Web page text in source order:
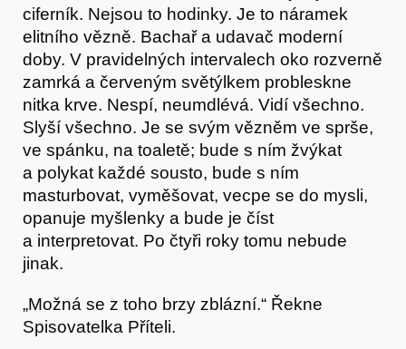
ciferník. Nejsou to hodinky. Je to náramek
elitního vězně. Bachař a udavač moderní
doby. V pravidelných intervalech oko rozverně
zamrká a červeným světýlkem probleskne
nitka krve. Nespí, neumdlévá. Vidí všechno.
Slyší všechno. Je se svým vězněm ve sprše,
ve spánku, na toaletě; bude s ním žvýkat
a polykat každé sousto, bude s ním
masturbovat, vyměšovat, vecpe se do mysli,
opanuje myšlenky a bude je číst
a interpretovat. Po čtyři roky tomu nebude
jinak.
„Možná se z toho brzy zblázní.“ Řekne
Spisovatelka Příteli.